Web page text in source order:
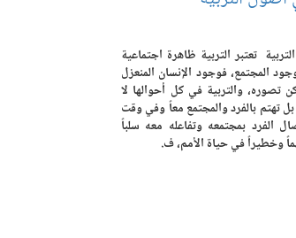
تعتبر التربية ظاهرة اجتماعية
المجتمع، فوجود الإنسان المنعزل
تصوره، والتربية في كل أحوالها لا
بل تهتم بالفرد والمجتمع معاً وفي وقت
الفرد بمجتمعه وتفاعله معه سلباً
وخطيراً في حياة الأمم، ف.